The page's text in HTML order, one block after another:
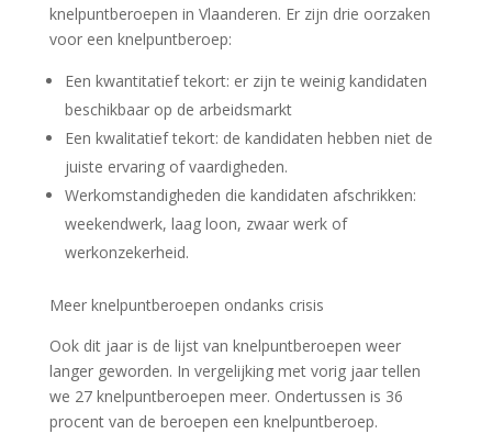
knelpuntberoepen in Vlaanderen. Er zijn drie oorzaken
voor een knelpuntberoep:
Een kwantitatief tekort: er zijn te weinig kandidaten
beschikbaar op de arbeidsmarkt
Een kwalitatief tekort: de kandidaten hebben niet de
juiste ervaring of vaardigheden.
Werkomstandigheden die kandidaten afschrikken:
weekendwerk, laag loon, zwaar werk of
werkonzekerheid.
Meer knelpuntberoepen ondanks crisis
Ook dit jaar is de lijst van knelpuntberoepen weer
langer geworden. In vergelijking met vorig jaar tellen
we 27 knelpuntberoepen meer. Ondertussen is 36
procent van de beroepen een knelpuntberoep.